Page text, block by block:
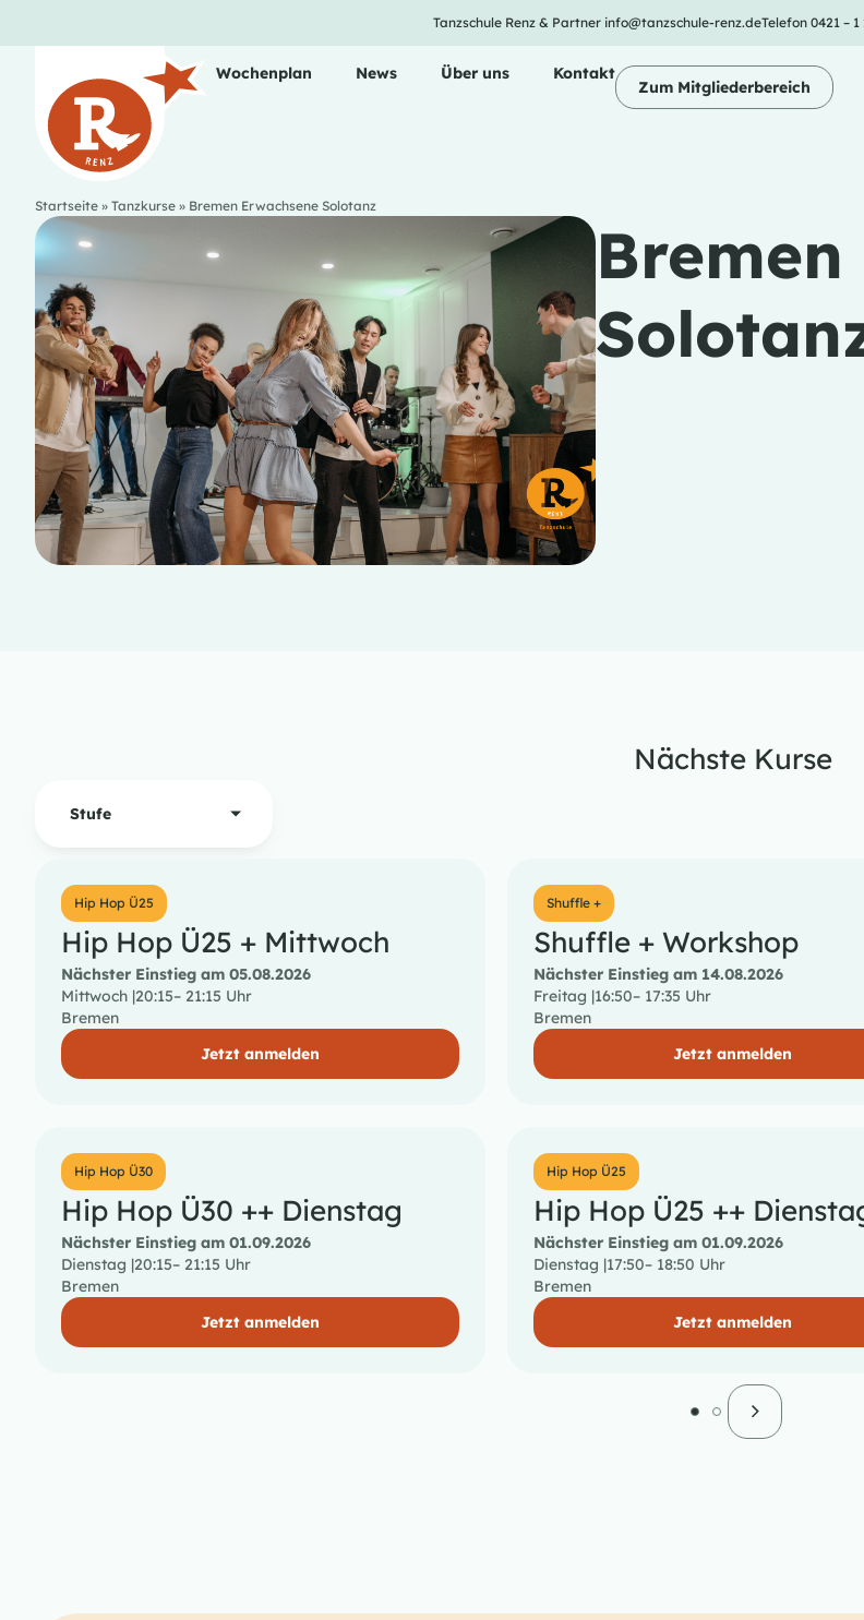
Tanzschule Renz & Partnerinfo@tanzschule-renz.deTelefon 0421 – 1
Unsere Tanzkurse Wochenplan News Über uns Kontakt
Zum Mitgliederbereich
Startseite » Tanzkurse » Bremen Erwachsene Solotanz
Nächste Kurse
Stufe
Hip Hop Ü25
Hip Hop Ü25 + Mittwoch
Nächster Einstieg am 05.08.2026
Mittwoch |20:15– 21:15 Uhr
Bremen
Jetzt anmelden
Shuffle +
Shuffle + Workshop
Nächster Einstieg am 14.08.2026
Freitag |16:50– 17:35 Uhr
Bremen
Jetzt anmelden
Hip Hop Ü30
Hip Hop Ü30 ++ Dienstag
Nächster Einstieg am 01.09.2026
Dienstag |20:15– 21:15 Uhr
Bremen
Jetzt anmelden
Hip Hop Ü25
Hip Hop Ü25 ++
Nächster Einstieg am 01.09.2026
Dienstag |17:50– 18:50 Uhr
Bremen
Jetzt anmelden